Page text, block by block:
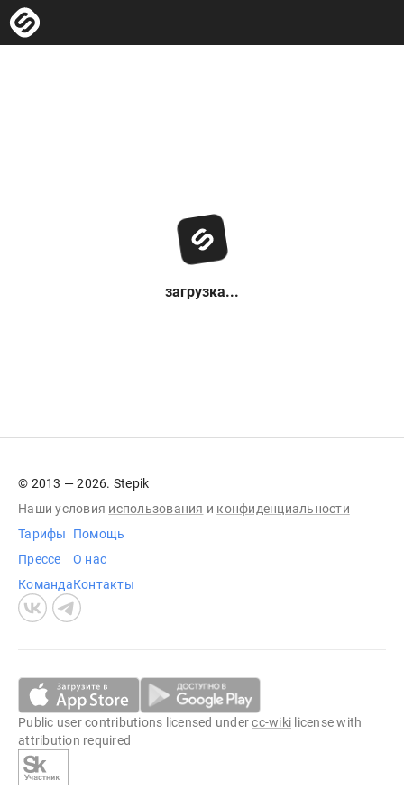
загрузка...
© 2013 — 2026. Stepik
Наши условия использования и конфиденциальности
Тарифы
Прессе
Команда
Помощь
О нас
Контакты
Public user contributions licensed undercc-wiki license with
attribution required